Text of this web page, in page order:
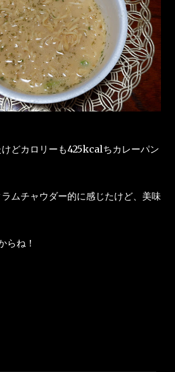
どカロリーも425kcalちカレーパン
ムチャウダー的に感じたけど、美味
らね！